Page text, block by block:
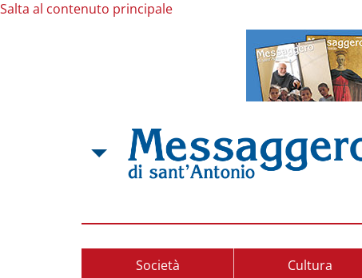
Salta al contenuto principale
Società Cultura